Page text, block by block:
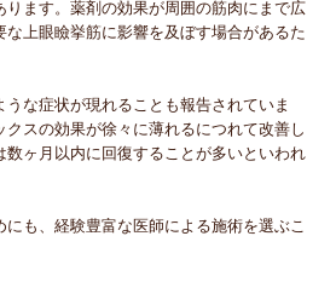
ります。薬剤の効果が周囲の筋肉にまで広
上眼瞼挙筋に影響を及ぼす場合があるた
な症状が現れることも報告されていま
スの効果が徐々に薄れるにつれて改善し
数ヶ月以内に回復することが多いといわれ
も、経験豊富な医師による施術を選ぶこ